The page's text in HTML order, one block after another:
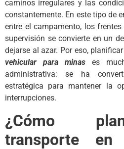
caminos irregulares y las
constantemente. En este tipo de
entre el campamento, los
supervisión se convierte en un
dejarse al azar. Por eso,
vehicular para minas es
administrativa: se ha
estratégica para mantener la
interrupciones.
¿Cómo
transporte en